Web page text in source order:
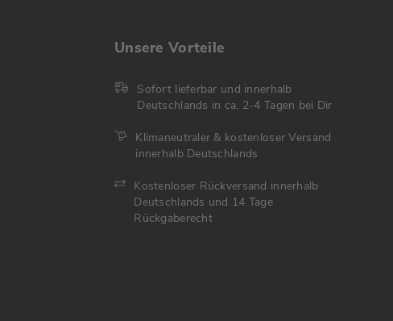
Unsere Vorteile
Sofort lieferbar und innerhalb
Deutschlands in ca. 2-4 Tagen bei Dir
Klimaneutraler & kostenloser Versand
innerhalb Deutschlands
Kostenloser Rückversand innerhalb
Deutschlands und 14 Tage
Rückgaberecht